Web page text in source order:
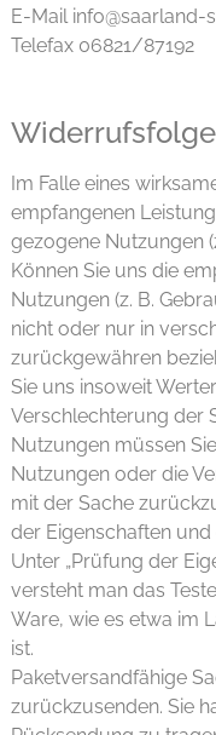
E-Mail
Telefax 06821/87192
Im Falle eines
empfangenen
gezogene Nutzungen
Können Sie uns die
Nutzungen (z. B.
nicht oder nur in
zurückgewähren
Sie uns insoweit
Verschlechterung der
Nutzungen müssen
Nutzungen oder die
mit der Sache
der Eigenschaften
Unter „Prüfung der
versteht man das
Ware, wie es etwa im
ist.
Paketversandfähige
zurückzusenden. Sie